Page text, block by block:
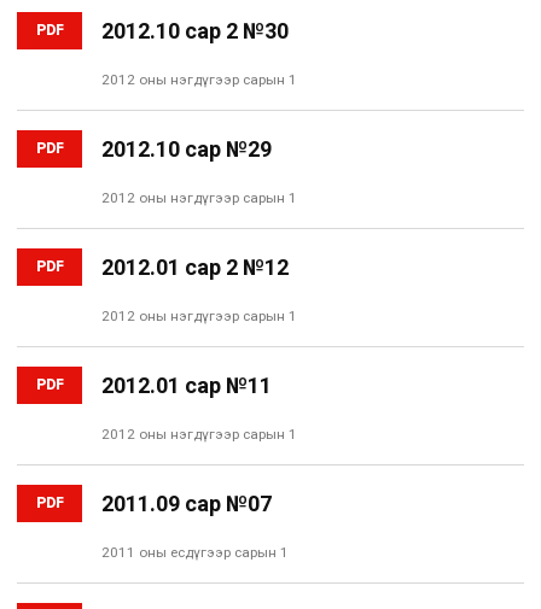
PDF 2012.10 сар 2 №30
2012 оны нэгдүгээр сарын 1
PDF 2012.10 сар №29
2012 оны нэгдүгээр сарын 1
PDF 2012.01 сар 2 №12
2012 оны нэгдүгээр сарын 1
PDF 2012.01 сар №11
2012 оны нэгдүгээр сарын 1
PDF 2011.09 сар №07
2011 оны есдүгээр сарын 1